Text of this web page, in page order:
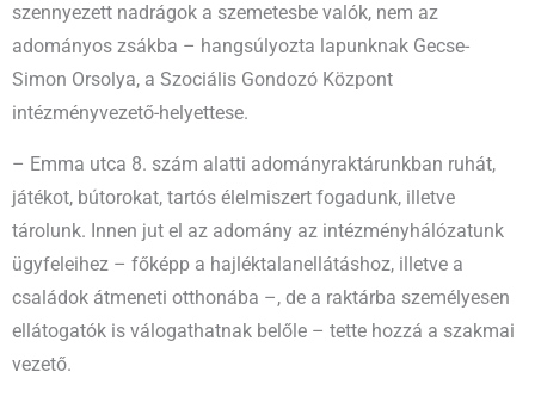
szennyezett nadrágok a szemetesbe valók, nem az
adományos zsákba – hangsúlyozta lapunknak Gecse-
Simon Orsolya, a Szociális Gondozó Központ
intézményvezető-helyettese.
– Emma utca 8. szám alatti adományraktárunkban ruhát,
játékot, bútorokat, tartós élelmiszert fogadunk, illetve
tárolunk. Innen jut el az adomány az intézményhálózatunk
ügyfeleihez – főképp a hajléktalanellátáshoz, illetve a
családok átmeneti otthonába –, de a raktárba személyesen
ellátogatók is válogathatnak belőle – tette hozzá a szakmai
vezető.